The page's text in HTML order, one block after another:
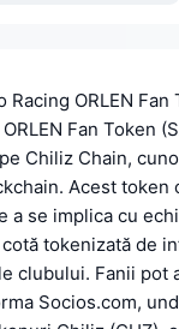
Racing ORLEN Fan
Fan Token
Chiliz Chain,
Acest token
a se implica cu
tokenizată de
clubului. Fanii pot
Socios.com,